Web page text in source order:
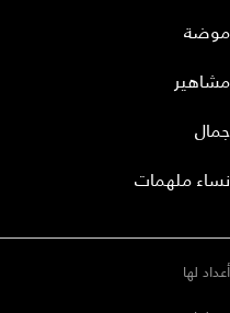
موضة
مشاهير
جمال
نساء ملهمات
أعداد لها